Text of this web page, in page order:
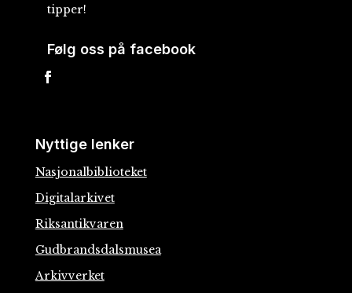
tipper!
Følg oss på facebook
Nyttige lenker
Nasjonalbiblioteket
Digitalarkivet
Riksantikvaren
Gudbrandsdalsmusea
Arkivverket